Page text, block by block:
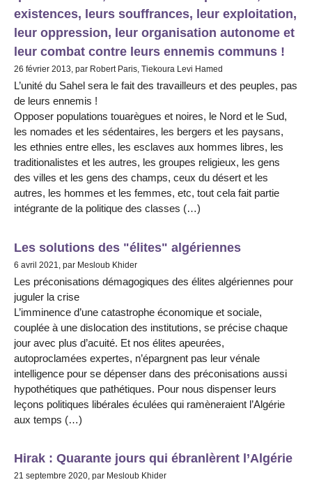
existences, leurs souffrances, leur exploitation,
leur oppression, leur organisation autonome et
leur combat contre leurs ennemis communs !
26 février 2013, par Robert Paris, Tiekoura Levi Hamed
L’unité du Sahel sera le fait des travailleurs et des peuples, pas
de leurs ennemis !
Opposer populations touarègues et noires, le Nord et le Sud,
les nomades et les sédentaires, les bergers et les paysans,
les ethnies entre elles, les esclaves aux hommes libres, les
traditionalistes et les autres, les groupes religieux, les gens
des villes et les gens des champs, ceux du désert et les
autres, les hommes et les femmes, etc, tout cela fait partie
intégrante de la politique des classes (…)
Les solutions des "élites" algériennes
6 avril 2021, par Mesloub Khider
Les préconisations démagogiques des élites algériennes pour
juguler la crise
L’imminence d’une catastrophe économique et sociale,
couplée à une dislocation des institutions, se précise chaque
jour avec plus d’acuité. Et nos élites apeurées,
autoproclamées expertes, n’épargnent pas leur vénale
intelligence pour se dépenser dans des préconisations aussi
hypothétiques que pathétiques. Pour nous dispenser leurs
leçons politiques libérales éculées qui ramèneraient l’Algérie
aux temps (…)
Hirak : Quarante jours qui ébranlèrent l’Algérie
21 septembre 2020, par Mesloub Khider